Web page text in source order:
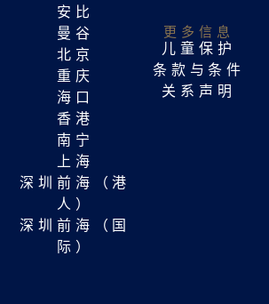
安比
曼谷
北京
重庆
海口
香港
南宁
上海
深圳前海（港
人）
深圳前海（国
际）
更多信息
儿童保护
条款与条件
关系声明